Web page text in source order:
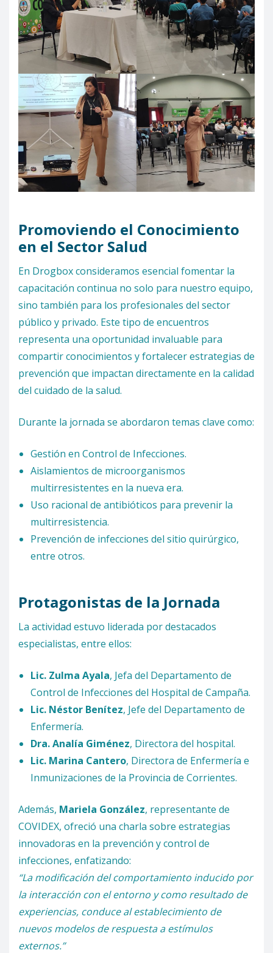
Promoviendo el Conocimiento
en el Sector Salud
En Drogbox consideramos esencial fomentar la
capacitación continua no solo para nuestro equipo,
sino también para los profesionales del sector
público y privado. Este tipo de encuentros
representa una oportunidad invaluable para
compartir conocimientos y fortalecer estrategias de
prevención que impactan directamente en la calidad
del cuidado de la salud.
Durante la jornada se abordaron temas clave como:
Gestión en Control de Infecciones.
Aislamientos de microorganismos
multirresistentes en la nueva era.
Uso racional de antibióticos para prevenir la
multirresistencia.
Prevención de infecciones del sitio quirúrgico,
entre otros.
Protagonistas de la Jornada
La actividad estuvo liderada por destacados
especialistas, entre ellos:
Lic. Zulma Ayala, Jefa del Departamento de
Control de Infecciones del Hospital de Campaña.
Lic. Néstor Benítez, Jefe del Departamento de
Enfermería.
Dra. Analía Giménez, Directora del hospital.
Lic. Marina Cantero, Directora de Enfermería e
Inmunizaciones de la Provincia de Corrientes.
Además, Mariela González, representante de
COVIDEX, ofreció una charla sobre estrategias
innovadoras en la prevención y control de
infecciones, enfatizando:
“La modificación del comportamiento inducido por
la interacción con el entorno y como resultado de
experiencias, conduce al establecimiento de
nuevos modelos de respuesta a estímulos
externos.”